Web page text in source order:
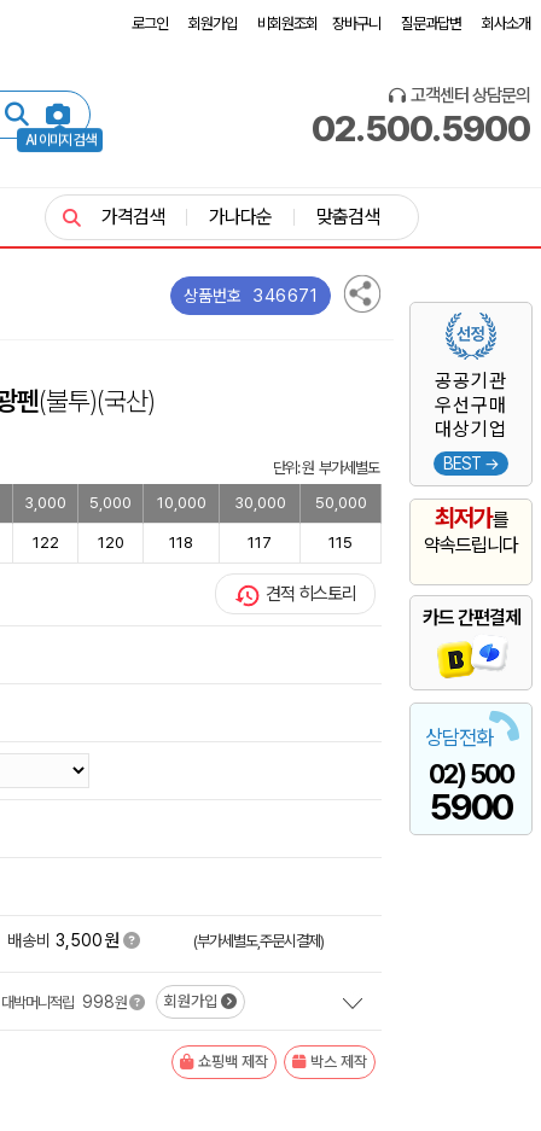
로그인 회원가입 비회원조회 장바구니 질문과답변 회사소개
AI 이미지 검색
고객센터 상담문의
02.500.5900
공공기관
우선구매
대상기업
BEST →
최저가를
약속드립니다
카드 간편결제
상담전화
02) 500
5900
가격검색 가나다순 맞춤검색
상품번호 346671
펜(불투)(국산)
단위: 원 부가세별도
3,000 5,000 10,000 30,000 50,000
122 120 118 117 115
견적 히스토리
배송비 3,500원 (부가세별도,주문시결제)
대박머니적립 998원 회원가입
쇼핑백 제작 박스 제작